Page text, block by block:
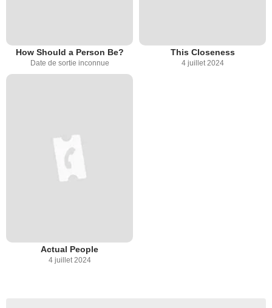
How Should a Person Be?
Date de sortie inconnue
This Closeness
4 juillet 2024
Actual People
4 juillet 2024